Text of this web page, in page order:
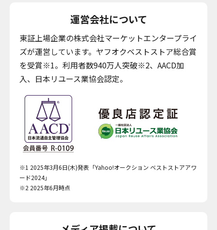
運営会社について
東証上場企業の株式会社マーケットエンタープライ
ズが運営しています。ヤフオクベストストア総合賞
を受賞※1。利用者数940万人突破※2、AACD加
入、日本リユース業協会認定。
※1 2025年3月6日(木)発表「Yahoo!オークション ベストストアアワ
ード2024」
※2 2025年6月時点